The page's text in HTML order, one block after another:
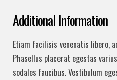
Additional Information
Etiam facilisis venenatis libero,
Phasellus placerat egestas
sodales faucibus. Vestibulum